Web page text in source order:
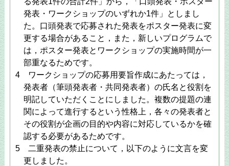
発表・ワークショップのいずれか1件」としまし
た。口頭発表で応募された発表をポスター発表に変
更する場合があること，また，新しいプログラムで
は，ポスター発表とワークショップの実施時間が一
部重なるためです。
4 ワークショップの応募用要旨作成にあたっては，
発表者（筆頭発表者・共同発表者）の氏名と役割を
明記していただくことにしました。複数の提題の連
関によって進行するという性格上，各々の発表者と
その役割が企画の目的や内容に対応しているかを確
認する必要があるためです。
5 二重発表の禁止について，以下のように文言を変
更しました。